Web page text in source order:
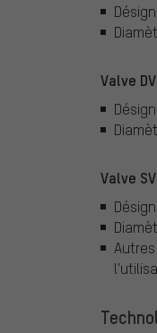
Valve
Valve